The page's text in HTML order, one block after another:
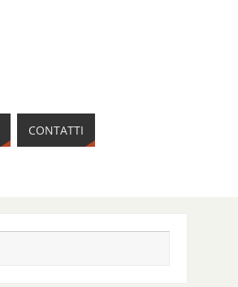
CONTATTI